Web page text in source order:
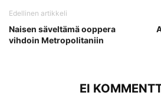
Edellinen artikkeli
Naisen säveltämä ooppera
vihdoin Metropolitaniin
EI